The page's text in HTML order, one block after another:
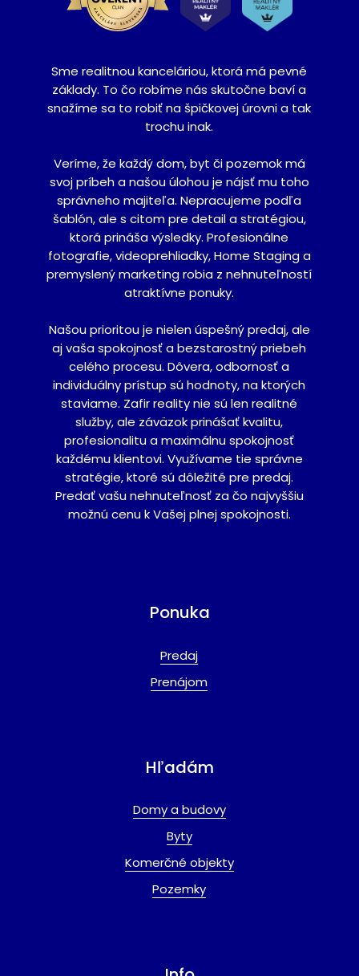
Sme realitnou kanceláriou, ktorá má pevné
základy. To čo robíme nás skutočne baví a
snažíme sa to robiť na špičkovej úrovni a tak
trochu inak.
Veríme, že každý dom, byt či pozemok má
svoj príbeh a našou úlohou je nájsť mu toho
správneho majiteľa. Nepracujeme podľa
šablón, ale s citom pre detail a stratégiou,
ktorá prináša výsledky. Profesionálne
fotografie, videoprehliadky, Home Staging a
premyslený marketing robia z nehnuteľností
atraktívne ponuky.
Našou prioritou je nielen úspešný predaj, ale
aj vaša spokojnosť a bezstarostný priebeh
celého procesu. Dôvera, odbornosť a
individuálny prístup sú hodnoty, na ktorých
staviame. Zafir reality nie sú len realitné
služby, ale záväzok prinášať kvalitu,
profesionalitu a maximálnu spokojnosť
každému klientovi. Využívame tie správne
stratégie, ktoré sú dôležité pre predaj.
Predať vašu nehnuteľnosť za čo najvyššiu
možnú cenu k Vašej plnej spokojnosti.
Ponuka
Predaj
Prenájom
Hľadám
Domy a budovy
Byty
Komerčné objekty
Pozemky